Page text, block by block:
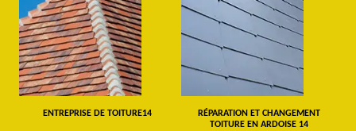
ENTREPRISE DE TOITURE14
RÉPARATION ET CHANGEMENT
TOITURE EN ARDOISE 14